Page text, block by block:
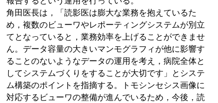
角田医長は，「読影医は膨大な業務を抱えているた
め，複数のビューワやレポーティングシステムが別立
てとなっていると，業務効率を上げることができませ
ん。データ容量の大きいマンモグラフィが他に影響す
ることのないようなデータの運用を考え，病院全体と
してシステムづくりをすることが大切です」とシステ
ム構築のポイントを指摘する。トモシンセシス画像に
対応するビューワの整備が進んでいるため，今後，読